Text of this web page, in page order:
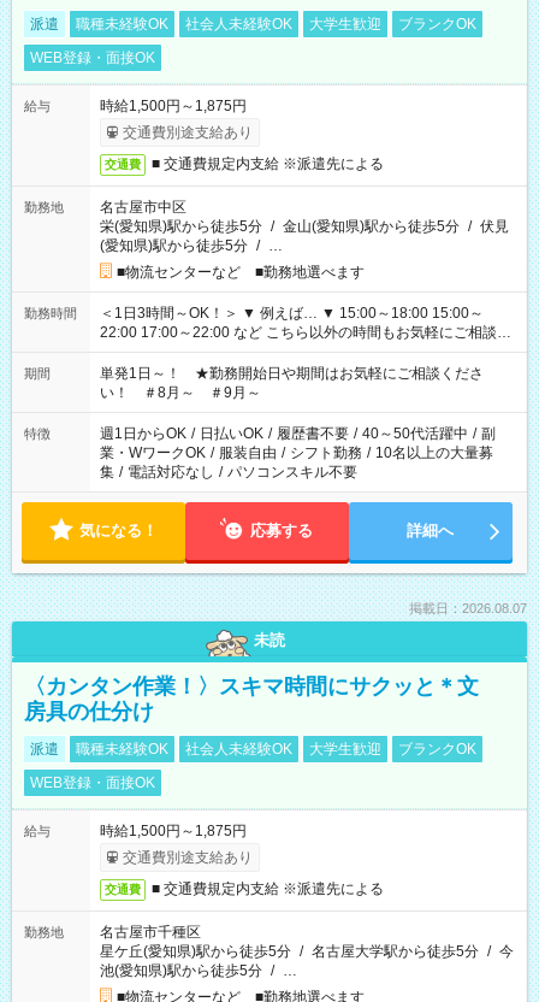
派遣 職種未経験OK 社会人未経験OK 大学生歓迎
ブランクOK
WEB登録・面接OK
給与
時給1,500円～1,875円
交通費別途支給あり
交通費 ■ 交通費規定内支給 ※派遣先による
勤務地
名古屋市中区
栄(愛知県)駅から徒歩5分 / 金山(愛知県)駅から徒歩5分 / 伏見
(愛知県)駅から徒歩5分 / …
■物流センターなど ■勤務地選べます
勤務時間
＜1日3時間～OK！＞ ▼ 例えば… ▼ 15:00～18:00 15:00～
22:00 17:00～22:00 など こちら以外の時間もお気軽にご相談く
ださい！
期間
単発1日～！ ★勤務開始日や期間はお気軽にご相談くださ
い！ ＃8月～ ＃9月～
特徴 週1日からOK / 日払いOK / 履歴書不要 / 40～50代活躍中 / 副
業・WワークOK / 服装自由 / シフト勤務 / 10名以上の大量募
集 / 電話対応なし / パソコンスキル不要
気になる！ 応募する 詳細へ
掲載日：2026.08.07
未読
〈カンタン作業！〉スキマ時間にサクッと＊文
房具の仕分け
派遣 職種未経験OK 社会人未経験OK 大学生歓迎
ブランクOK
WEB登録・面接OK
給与
時給1,500円～1,875円
交通費別途支給あり
交通費 ■ 交通費規定内支給 ※派遣先による
勤務地
名古屋市千種区
星ケ丘(愛知県)駅から徒歩5分 / 名古屋大学駅から徒歩5分 / 今
池(愛知県)駅から徒歩5分 / …
■物流センターなど ■勤務地選べます